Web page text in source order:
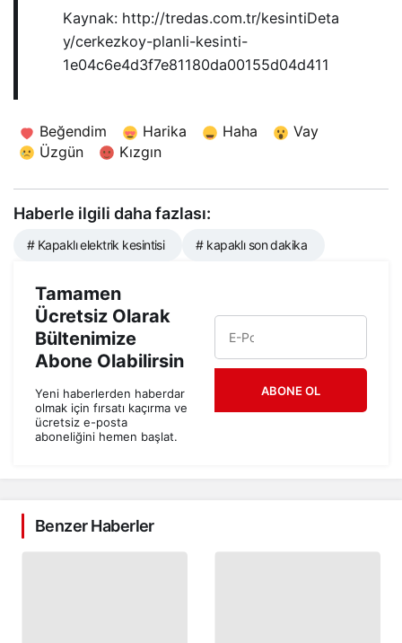
Kaynak: http://tredas.com.tr/kesintiDeta
y/cerkezkoy-planli-kesinti-
1e04c6e4d3f7e81180da00155d04d411
Beğendim Harika Haha
Vay
Üzgün
Kızgın
Haberle ilgili daha fazlası:
# Kapaklı elektrik kesintisi # kapaklı son dakika
Tamamen
Ücretsiz Olarak
Bültenimize
Abone Olabilirsin
Yeni haberlerden haberdar
olmak için fırsatı kaçırma ve
ücretsiz e-posta
aboneliğini hemen başlat.
ABONE OL
Benzer Haberler